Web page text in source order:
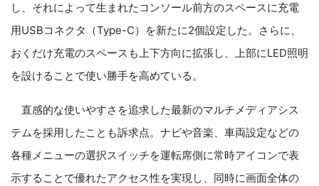
し、それによって生まれたコンソール前方のスペースに充電
用USBコネクタ（Type-C）を新たに2個設定した。さらに、
おくだけ充電のスペースも上下方向に拡張し、上部にLED照明
を設けることで使い勝手を高めている。
直感的な使いやすさを追求した最新のマルチメディアシス
テムを採用したことも訴求点。ナビや音楽、車両設定などの
各種メニューの選択スイッチを運転席側に常時アイコンで表
示することで優れたアクセス性を実現し、同時に画面全体の